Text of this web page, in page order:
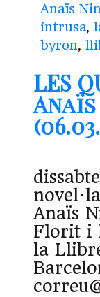
Anaïs Nin
intrusa,
byron,
LES
Anaïs
Florit i
la